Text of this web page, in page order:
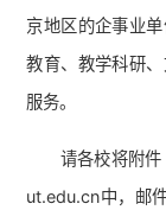
京地区的企事业
教育、教学科研
服务。
请各校将附
ut.edu.cn中，邮